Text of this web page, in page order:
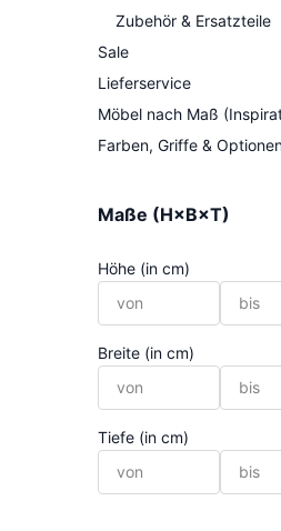
Zubehör & Ersatzteile
Sale
Lieferservice
Möbel nach Maß
Farben, Griffe &
Maße (H×B×T)
Höhe (in cm)
Breite (in cm)
Tiefe (in cm)